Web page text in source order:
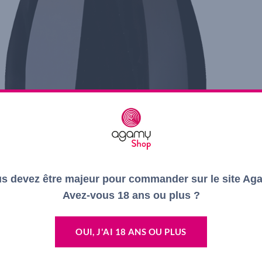
devez être majeur pour commander sur le site
Avez-vous 18 ans ou plus ?
OUI, J'AI 18 ANS OU PLUS